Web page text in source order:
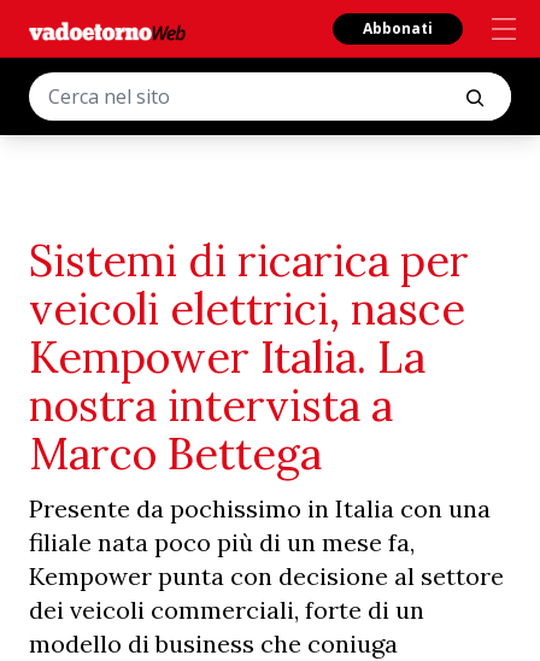
Abbonati
Sistemi di ricarica per
veicoli elettrici, nasce
Kempower Italia. La
nostra intervista a
Marco Bettega
Presente da pochissimo in Italia con una
filiale nata poco più di un mese fa,
Kempower punta con decisione al settore
dei veicoli commerciali, forte di un
modello di business che coniuga